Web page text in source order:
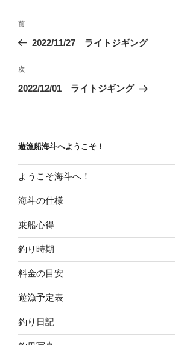
投
ビ
ゲ
ン
前
の
稿
前
2022/11/27 ライトジギング
次
の
次
2022/12/01 ライトジギング
遊漁船海斗へようこそ！
ようこそ海斗へ！
海斗の仕様
乗船心得
釣り時期
料金の目安
遊漁予定表
釣り日記